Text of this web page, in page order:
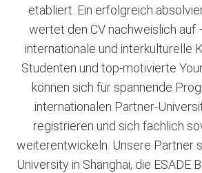
etabliert. Ein erfolgreich
wertet den CV nachweislich auf
internationale und interkulturelle
Studenten und top-motivierte
können sich für spannende
internationalen Partner-
registrieren und sich fachlich
weiterentwickeln. Unsere Partner
University in Shanghai, die ESADE